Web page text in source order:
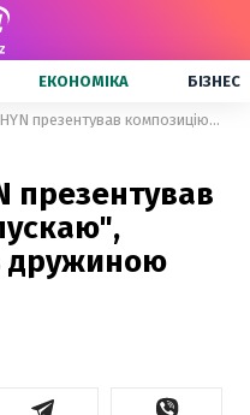
ЕКОНОМІКА БІЗНЕС
Гурт PANCHYSHYN презентував композицію "Відпускаю", створену разом з дружиною фронтмена
презентував
дружиною